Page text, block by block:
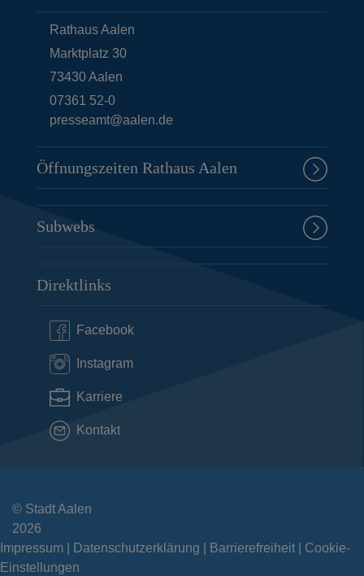
Rathaus Aalen
Marktplatz 30
73430Aalen
07361 52-0
presseamt@aalen.de
Öffnungszeiten Rathaus Aalen
Subwebs
Direktlinks
Facebook
Instagram
Karriere
Kontakt
© Stadt Aalen
2026
Impressum
Datenschutzerklärung Barrierefreiheit
Cookie-
Einstellungen